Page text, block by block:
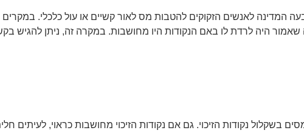
המדינה לאנשים הזקוקים להטבות מס לאור קשיים או עול כלכלי. במקרים
היה לרדת לו באם הנקודות היו מחושבות. במקרה זה, ניתן להגיש
נקודות הזיכוי. גם אם נקודות הזיכוי מחושבות כראוי, לעיתים